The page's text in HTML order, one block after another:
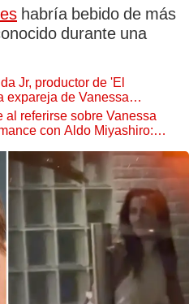
habría bebido de más
durante una
Jr, productor de 'El
expareja de Vanessa
referirse sobre Vanessa
con Aldo Miyashiro: